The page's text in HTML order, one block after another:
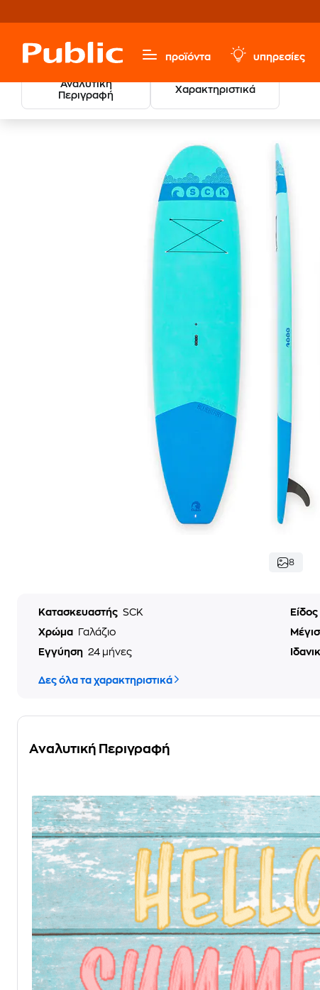
προϊόντα υπηρεσίες
Αναλυτική
Περιγραφή
Χαρακτηριστικά
Sports & Hobbies Αθλήματα Θαλάσσια Σπορ
8
Κατασκευαστής SCK Είδος
Χρώμα
Γαλάζιο
Εγγύηση 24 μήνες
Δες όλα τα χαρακτηριστικά
Αναλυτική Περιγραφή